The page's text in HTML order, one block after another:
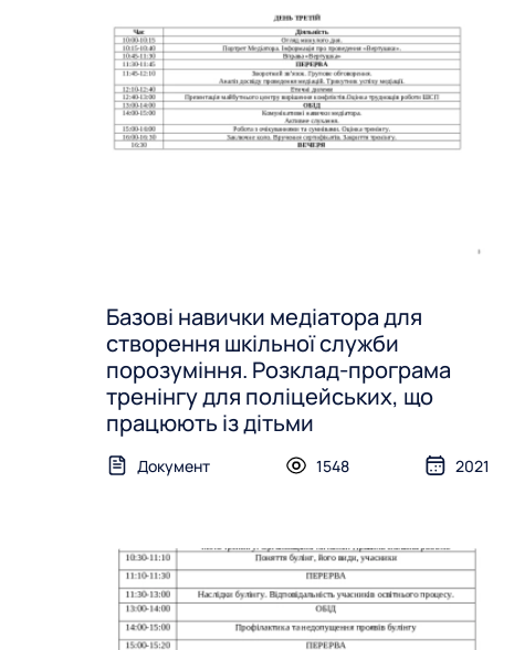
Базові навички медіатора для
створення шкільної служби
порозуміння. Розклад-програма
тренінгу для поліцейських, що
працюють із дітьми
Документ 1548 2021